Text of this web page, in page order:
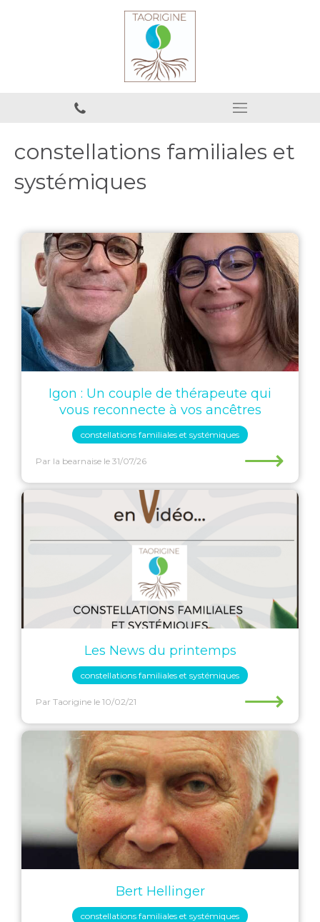
constellations familiales et
systémiques
Igon : Un couple de thérapeute qui
vous reconnecte à vos ancêtres
constellations familiales et systémiques
Par la bearnaise le 31/07/26 ⟶
Les News du printemps
constellations familiales et systémiques
Par Taorigine le 10/02/21 ⟶
Bert Hellinger
constellations familiales et systémiques